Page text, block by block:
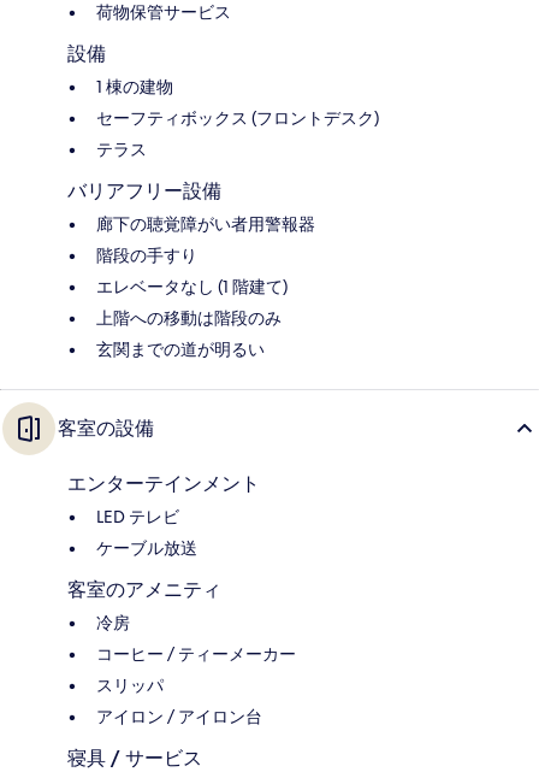
荷物保管サービス
設備
1 棟の建物
セーフティボックス (フロントデスク)
テラス
バリアフリー設備
廊下の聴覚障がい者用警報器
階段の手すり
エレベータなし (1 階建て)
上階への移動は階段のみ
玄関までの道が明るい
客室の設備
エンターテインメント
LED テレビ
ケーブル放送
客室のアメニティ
冷房
コーヒー / ティーメーカー
スリッパ
アイロン / アイロン台
寝具 / サービス